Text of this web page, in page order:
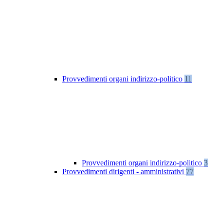
Provvedimenti organi indirizzo-politico 11
Provvedimenti organi indirizzo-politico 3
Provvedimenti dirigenti - amministrativi 77